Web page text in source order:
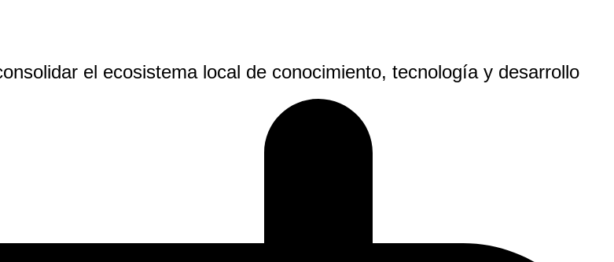
el ecosistema local de conocimiento, tecnología y desarrollo